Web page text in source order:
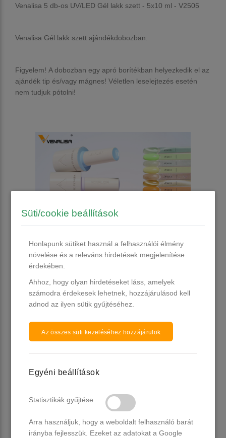
Venalisa 5 db-os UV/LED Gél lakk szett - 5x10 ml - V2505
Venalisa Gél lakk szett ajándékdobozban.
Figyelem! A dobozban egy apró borítékban helyezkedik el az
ajándék tip és/vagy mágnes! Véletlen leselejtezés esetén
nem tudjuk pótolni!
Nettó súly: 5*10 ml
Allergiás reakciót okozhat.
Gyermekek elől elzárva tartandó.
Süti/cookie beállítások
Honlapunk sütiket használ a felhasználói élmény
növelése és a releváns hirdetések megjelenítése
érdekében.
Ahhoz, hogy olyan hirdetéseket láss, amelyek
számodra érdekesek lehetnek, hozzájárulásod kell
adnod az ilyen sütik gyűjtéséhez.
Az összes süti kezeléséhez hozzájárulok
Egyéni beállítások
Statisztikák gyűjtése
Arra használjuk, hogy a weboldalt felhasználó barát
irányba fejlesszük. Ezeket az adatokat a Google